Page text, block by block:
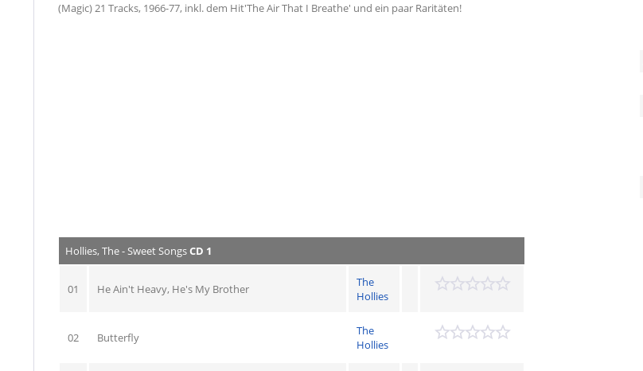
(Magic) 21 Tracks, 1966-77, inkl. dem Hit'The Air That I Breathe' und ein paar Raritäten!
Hollies, The - Sweet SongsCD 1
01 He Ain't Heavy, He's My Brother
The
Hollies
02 Butterfly
The
Hollies